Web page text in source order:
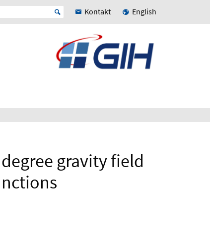
Kontakt English
gravity field